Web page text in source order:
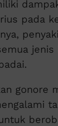
pada
gonore